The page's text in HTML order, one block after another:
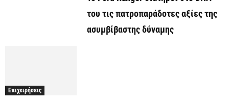
του τις πατροπαράδοτες αξίες της
ασυμβίβαστης δύναμης
Επιχειρήσεις